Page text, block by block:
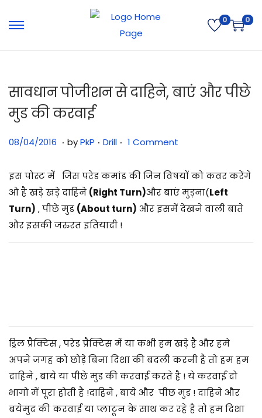
0 0
सावधान पोजीशन से दाहिने, बाएं और पीछे
मुड की करवाई
Posted on
08/04/2016 3
/
0
7
/
. byPkP . Posted in
Drill . 1 Comment
इस पोस्ट में जिस परेड कमांड की जिन विषयों को कवर करेंगे
ओ है खड़े खड़े दाहिने (Right Turn)और बाएं मुड़ना(Left
Turn) , पीछे मुड (About turn) और इसमें देखने वाली बाते
और इसकी जरुरत इतियादी !
ड्रिल प्रैक्टिस , परेड प्रैक्टिस में या कभी हम खड़े है और हमे
अपने जगह को छोड़े बिना दिशा की बदली करनी है तो हम हम
दाहिने , बाये या पीछे मुड की करवाई करते है ! ये करवाई दो
भागो में पूरा होती है !दाहिने , बाये और पीछ मुड ! दाहिने और
बयेमुद की करवाई या प्लाटून के साथ कर रहे है तो हम दिशा